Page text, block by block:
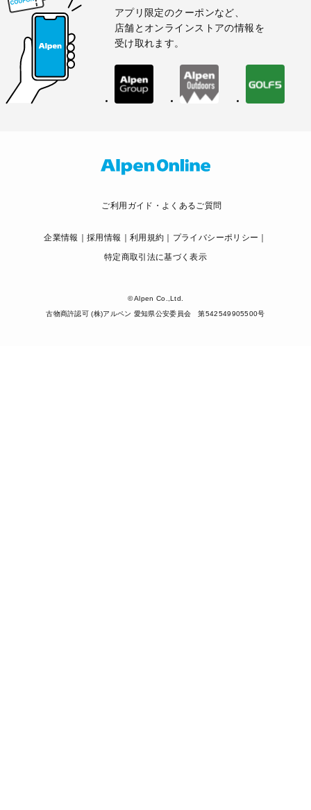
アプリ限定のクーポンなど、
店舗とオンラインストアの情報を
受け取れます。
ご利用ガイド・よくあるご質問
企業情報 採用情報 利用規約
プライバシーポリシー
特定商取引法に基づく表示
© Alpen Co.,Ltd.
古物商許認可 (株)アルペン 愛知県公安委員会 第542549905500号